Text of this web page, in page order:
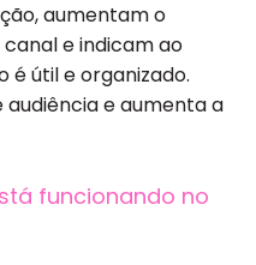
aumentam o
e indicam ao
é útil e organizado.
e aumenta a
funcionando no